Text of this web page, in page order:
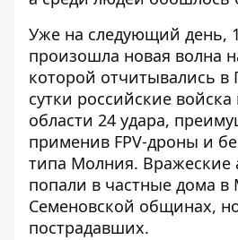
Уже на следующий день,
произошла новая волна
которой отчитывались в
сутки российские войска
области 24 удара,
применив FPV-дроны и
типа Молния. Вражеские
попали в частные дома
Семеновской общинах,
пострадавших.